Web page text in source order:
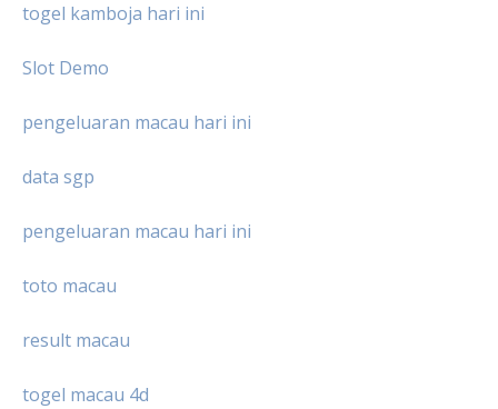
togel kamboja hari ini
Slot Demo
pengeluaran macau hari ini
data sgp
pengeluaran macau hari ini
toto macau
result macau
togel macau 4d